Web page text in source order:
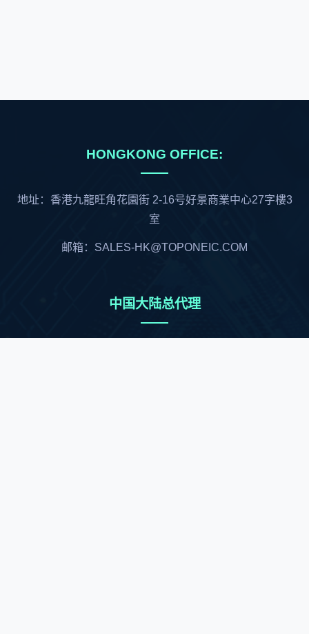
HONGKONG OFFICE:
地址：香港九龍旺角花園街 2-16号好景商業中心27字樓3
室
邮箱：SALES-HK@TOPONEIC.COM
中国大陆总代理